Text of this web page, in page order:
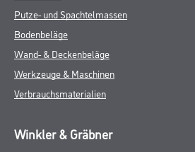
Putze- und Spachtelmassen
Bodenbeläge
Wand- & Deckenbeläge
Werkzeuge & Maschinen
Verbrauchsmaterialien
Winkler & Gräbner